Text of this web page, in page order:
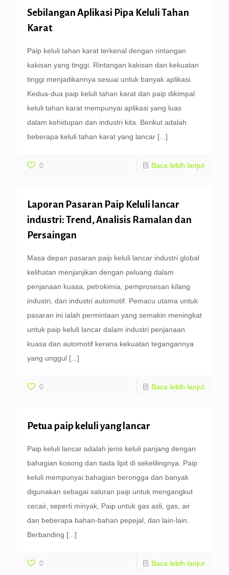
Sebilangan Aplikasi Pipa Keluli Tahan
Karat
Paip keluli tahan karat terkenal dengan rintangan
kakisan yang tinggi. Rintangan kakisan dan kekuatan
tinggi menjadikannya sesuai untuk banyak aplikasi.
Kedua-dua paip keluli tahan karat dan paip dikimpal
keluli tahan karat mempunyai aplikasi yang luas
dalam kehidupan dan industri kita. Berikut adalah
beberapa keluli tahan karat yang lancar [...]
0 Baca lebih lanjut
Laporan Pasaran Paip Keluli lancar
industri: Trend, Analisis Ramalan dan
Persaingan
Masa depan pasaran paip keluli lancar industri global
kelihatan menjanjikan dengan peluang dalam
penjanaan kuasa, petrokimia, pemprosesan kilang
industri, dan industri automotif. Pemacu utama untuk
pasaran ini ialah permintaan yang semakin meningkat
untuk paip keluli lancar dalam industri penjanaan
kuasa dan automotif kerana kekuatan tegangannya
yang unggul [...]
0 Baca lebih lanjut
Petua paip keluli yang lancar
Paip keluli lancar adalah jenis keluli panjang dengan
bahagian kosong dan tiada lipit di sekelilingnya. Paip
keluli mempunyai bahagian berongga dan banyak
digunakan sebagai saluran paip untuk mengangkut
cecair, seperti minyak, Paip untuk gas asli, gas, air
dan beberapa bahan-bahan pepejal, dan lain-lain.
Berbanding [...]
0 Baca lebih lanjut